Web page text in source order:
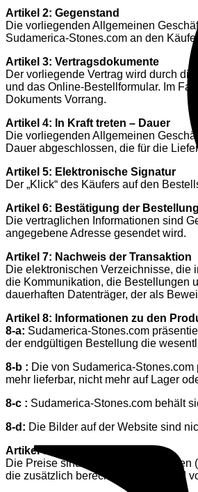
Artikel 2: Gegenstand
Die vorliegenden Allgemeinen
Sudamerica-Stones.com an den
Artikel 3: Vertragsdokumente
Der vorliegende Vertrag wird durch
und das Online-Bestellformular. Im
Dokuments Vorrang.
Artikel 4: In Kraft treten – Dauer
Die vorliegenden Allgemeinen
Dauer abgeschlossen, die für die
Artikel 5: Elektronische Signatur
Der „Klick“ des Käufers auf den
Artikel 6: Bestätigung der Bestellung
Die vertraglichen Informationen sind
angegebene Adresse gesendet wird.
Artikel 7: Nachweis der Transaktion
Die elektronischen Verzeichnisse, die
die Kommunikation, die Bestellungen
dauerhaften Datenträger, der als
Artikel 8: Informationen zu den
8-a: Sudamerica-Stones.com
der endgültigen Bestellung die
8-b : Die von Sudamerica-
mehr lieferbar, nicht mehr auf Lager
8-c : Sudamerica-Stones.com behält
8-d: Die Bilder auf der Website sind
Artikel 9: Preis
Die Preise sind in Schweizer Franken
die zusätzlich berechnet werden und